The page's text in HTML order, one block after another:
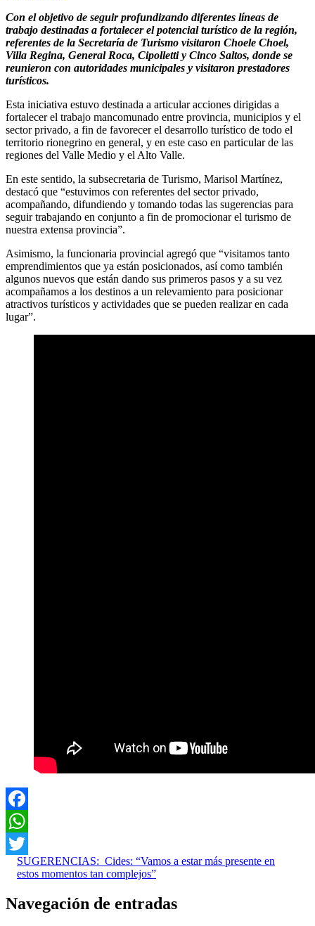
Con el objetivo de seguir profundizando diferentes líneas de
trabajo destinadas a fortalecer el potencial turístico de la región,
referentes de la Secretaría de Turismo visitaron Choele Choel,
Villa Regina, General Roca, Cipolletti y Cinco Saltos, donde se
reunieron con autoridades municipales y visitaron prestadores
turísticos.
Esta iniciativa estuvo destinada a articular acciones dirigidas a
fortalecer el trabajo mancomunado entre provincia, municipios y el
sector privado, a fin de favorecer el desarrollo turístico de todo el
territorio rionegrino en general, y en este caso en particular de las
regiones del Valle Medio y el Alto Valle.
En este sentido, la subsecretaria de Turismo, Marisol Martínez,
destacó que “estuvimos con referentes del sector privado,
acompañando, difundiendo y tomando todas las sugerencias para
seguir trabajando en conjunto a fin de promocionar el turismo de
nuestra extensa provincia”.
Asimismo, la funcionaria provincial agregó que “visitamos tanto
emprendimientos que ya están posicionados, así como también
algunos nuevos que están dando sus primeros pasos y a su vez
acompañamos a los destinos a un relevamiento para posicionar
atractivos turísticos y actividades que se pueden realizar en cada
lugar”.
Facebook
WhatsApp
Twitter
SUGERENCIAS: Cides: “Vamos a estar más presente en
estos momentos tan complejos”
Navegación de entradas